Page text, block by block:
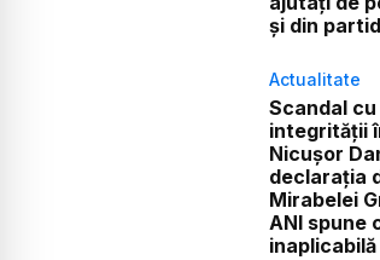
și din
Actualitate
Scandal cu
integrității
Nicușor
declarația
Mirabelei
ANI spune
inaplicabilă